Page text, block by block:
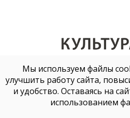
Мы используем файлы
улучшить работу сайта,
и удобство. Оставаясь на
использованием